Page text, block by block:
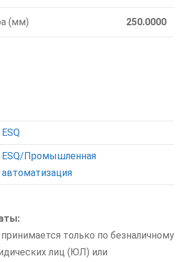
(мм) 250.0000
ESQ
ESQ/Промышленная
автоматизация
только по безналичному
лиц (ЮЛ) или